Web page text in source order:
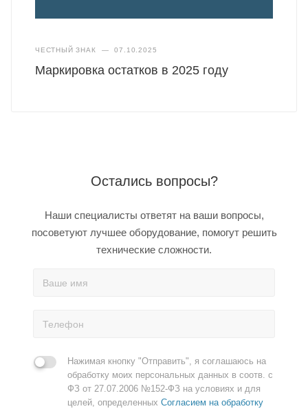
ЧЕСТНЫЙ ЗНАК — 07.10.2025
Маркировка остатков в 2025 году
Остались вопросы?
Наши специалисты ответят на ваши вопросы,
посоветуют лучшее оборудование, помогут решить
технические сложности.
Нажимая кнопку "Отправить", я соглашаюсь на
обработку моих персональных данных в соотв. с
ФЗ от 27.07.2006 №152-ФЗ на условиях и для
целей, определенных Согласием на обработку